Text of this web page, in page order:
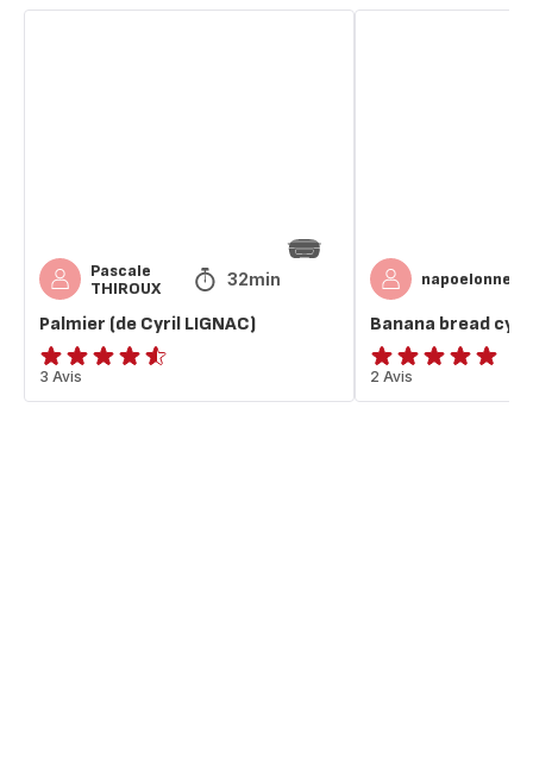
Pascale
THIROUX
32min
Palmier (de Cyril LIGNAC)
ratings.4.5
3 Avis
napoelonne
Banana bread
Avis
5
2 Avis